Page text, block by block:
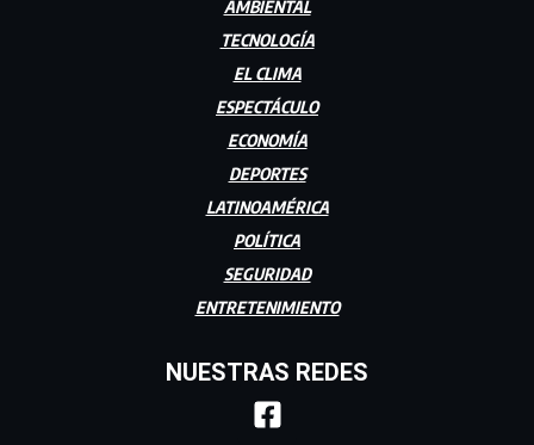
AMBIENTAL
TECNOLOGÍA
EL CLIMA
ESPECTÁCULO
ECONOMÍA
DEPORTES
LATINOAMÉRICA
POLÍTICA
SEGURIDAD
ENTRETENIMIENTO
NUESTRAS REDES